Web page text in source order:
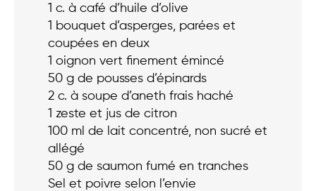
1 c. à café d’huile d’olive
1 bouquet d’asperges, parées et
coupées en deux
1 oignon vert finement émincé
50 g de pousses d’épinards
2 c. à soupe d’aneth frais haché
1 zeste et jus de citron
100 ml de lait concentré, non sucré et
allégé
50 g de saumon fumé en tranches
Sel et poivre selon l’envie